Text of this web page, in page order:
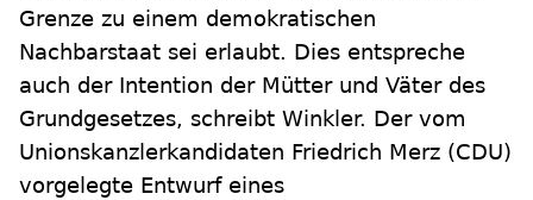
Grenze zu einem demokratischen
Nachbarstaat sei erlaubt. Dies entspreche
auch der Intention der Mütter und Väter des
Grundgesetzes, schreibt Winkler. Der vom
Unionskanzlerkandidaten Friedrich Merz (CDU)
vorgelegte Entwurf eines